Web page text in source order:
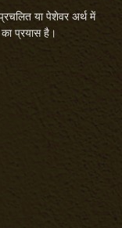
या पेशेवर अर्थ में
प्रयास है।